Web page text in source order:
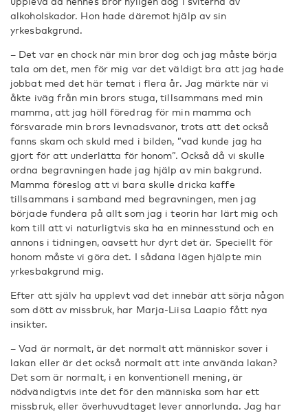
alkoholskador. Hon hade däremot hjälp av sin
yrkesbakgrund.
– Det var en chock när min bror dog och jag måste börja
tala om det, men för mig var det väldigt bra att jag hade
jobbat med det här temat i flera år. Jag märkte när vi
åkte iväg från min brors stuga, tillsammans med min
mamma, att jag höll föredrag för min mamma och
försvarade min brors levnadsvanor, trots att det också
fanns skam och skuld med i bilden, ”vad kunde jag ha
gjort för att underlätta för honom”. Också då vi skulle
ordna begravningen hade jag hjälp av min bakgrund.
Mamma föreslog att vi bara skulle dricka kaffe
tillsammans i samband med begravningen, men jag
började fundera på allt som jag i teorin har lärt mig och
kom till att vi naturligtvis ska ha en minnesstund och en
annons i tidningen, oavsett hur dyrt det är. Speciellt för
honom måste vi göra det. I sådana lägen hjälpte min
yrkesbakgrund mig.
Efter att själv ha upplevt vad det innebär att sörja någon
som dött av missbruk, har Marja-Liisa Laapio fått nya
insikter.
– Vad är normalt, är det normalt att människor sover i
lakan eller är det också normalt att inte använda lakan?
Det som är normalt, i en konventionell mening, är
nödvändigtvis inte det för den människa som har ett
missbruk, eller överhuvudtaget lever annorlunda. Jag har